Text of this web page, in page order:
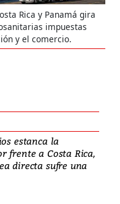
Rica y Panamá gira
impuestas
y el comercio.
estanca la
frente a Costa Rica,
directa sufre una